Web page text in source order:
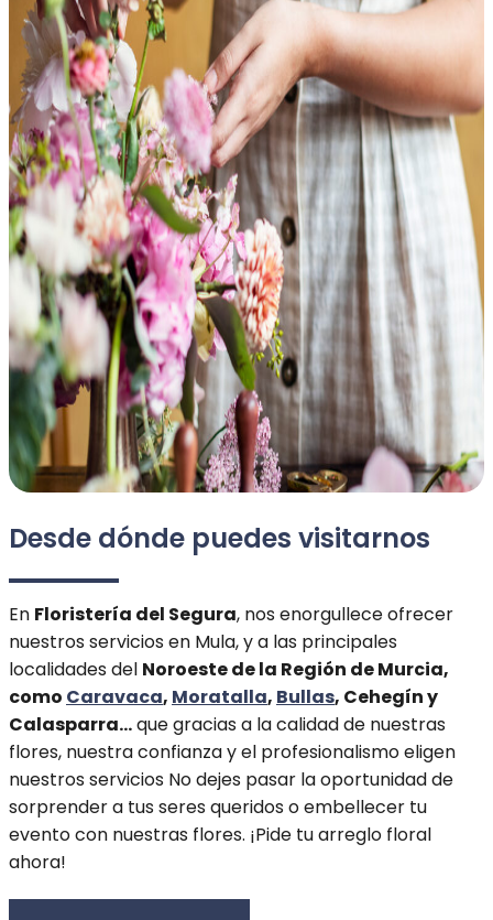
Desde dónde puedes visitarnos
En Floristería del Segura, nos enorgullece ofrecer
nuestros servicios en Mula, y a las principales
localidades del Noroeste de la Región de Murcia,
como Caravaca, Moratalla, Bullas, Cehegín y
Calasparra…que gracias a la calidad de nuestras
flores, nuestra confianza y el profesionalismo eligen
nuestros servicios No dejes pasar la oportunidad de
sorprender a tus seres queridos o embellecer tu
evento con nuestras flores. ¡Pide tu arreglo floral
ahora!